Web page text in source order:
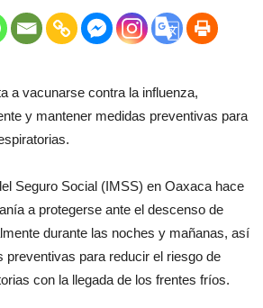
a vacunarse contra la influenza,
y mantener medidas preventivas para
Seguro Social (IMSS) en Oaxaca hace
a protegerse ante el descenso de
durante las noches y mañanas, así
preventivas para reducir el riesgo de
con la llegada de los frentes fríos.